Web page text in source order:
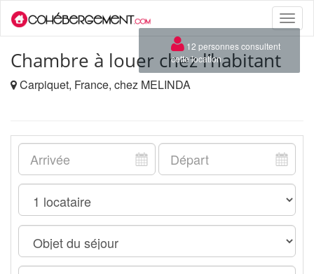
Toggle
Chambre à louer chez l’habitant
Carpiquet, France, chez MELINDA
×
12 personnes consultent
cette location